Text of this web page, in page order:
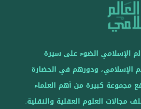
الإسلامي الضوء على سيرة
الإسلامي، ودورهم في الحضارة
مجموعة كبيرة من أهم العلماء
مجالات العلوم العقلية والنقلية.